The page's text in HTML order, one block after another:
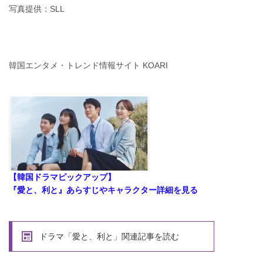
写真提供：SLL
韓国エンタメ・トレンド情報サイト KOARI
【韓国ドラマピックアップ】
『愛と、利と』あらすじやキャラクター詳細を見る
ドラマ「愛と、利と」関連記事を読む